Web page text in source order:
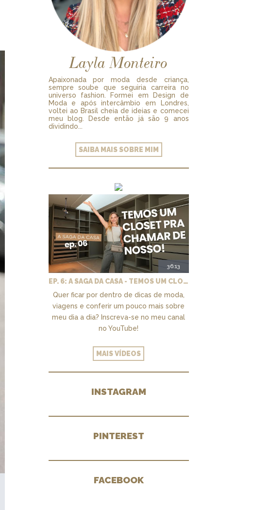
Layla Monteiro
Apaixonada por moda desde criança,
sempre soube que seguiria carreira no
universo fashion. Formei em Design de
Moda e após intercâmbio em Londres,
voltei ao Brasil cheia de ideias e comecei
meu blog. Desde então já são 9 anos
dividindo...
SAIBA MAIS SOBRE MIM
36:13
EP. 6: A SAGA DA CASA - TEMOS UM CLOSET PRA CHAMAR DE NOSSO + MARCENARIA E PAISAGISMO
Quer ficar por dentro de dicas de moda,
viagens e conferir um pouco mais sobre
meu dia a dia? Inscreva-se no meu canal
no YouTube!
MAIS VÍDEOS
INSTAGRAM
PINTEREST
FACEBOOK